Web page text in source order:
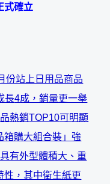
式確立
份站上日用品商品
長4成，銷量更一舉
熱銷TOP10可明顯
箱購大組合裝」強
有外型體積大、重
性，其中衛生紙更